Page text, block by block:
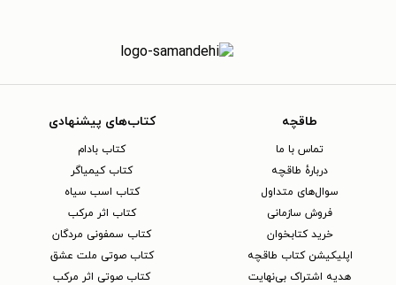
طاقچه
تماس با ما
دربارهٔ طاقچه
سوال‌های متداول
فروش سازمانی
خرید کتابخوان
اپلیکیشن کتاب طاقچه
هدیه اشتراک بی‌نهایت
کتاب‌های پیشنهادی
کتاب بادام
کتاب کیمیاگر
کتاب اسب سیاه
کتاب اثر مرکب
کتاب سمفونی مردگان
کتاب صوتی ملت عشق
کتاب صوتی اثر مرکب